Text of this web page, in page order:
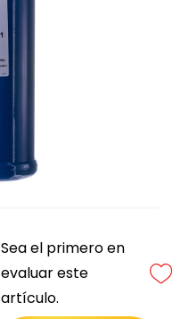
Sea el primero en
evaluar este
artículo.